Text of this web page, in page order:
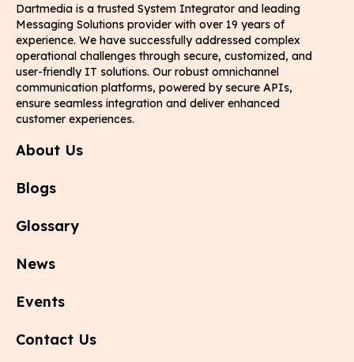
Dartmedia is a trusted System Integrator and leading
Messaging Solutions provider with over 19 years of
experience. We have successfully addressed complex
operational challenges through secure, customized, and
user-friendly IT solutions. Our robust omnichannel
communication platforms, powered by secure APIs,
ensure seamless integration and deliver enhanced
customer experiences.
About Us
Blogs
Glossary
News
Events
Contact Us